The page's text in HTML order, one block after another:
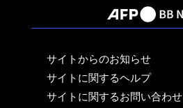
サイトからのお知らせ
サイトに関するヘルプ
サイトに関するお問い合わせ